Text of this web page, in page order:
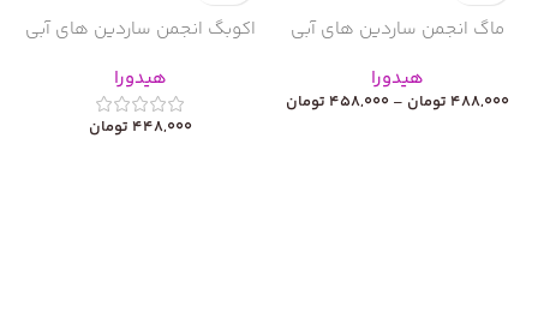
ماگ انجمن ساردین های آبی
هیدورا
488,000 تومان –
458,000 تومان
اکوبگ انجمن ساردین های آبی
هیدورا
448,000 تومان